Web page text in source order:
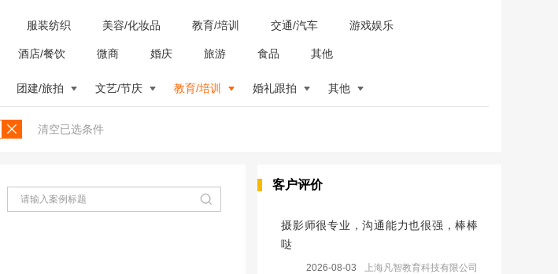
服装纺织 美容/化妆品 教育/培训 交通/汽车 游戏娱乐
酒店/餐饮 微商 婚庆 旅游 食品 其他
团建/旅拍 文艺/节庆 教育/培训 婚礼跟拍 其他
清空已选条件
客户评价
摄影师很专业，沟通能力也很强，棒棒
哒
2026-08-03 上海凡智教育科技有限公司